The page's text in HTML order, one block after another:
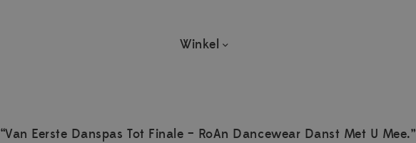
Winkel
“Van Eerste Danspas Tot Finale – RoAn Dancewear Danst Met U Mee.”